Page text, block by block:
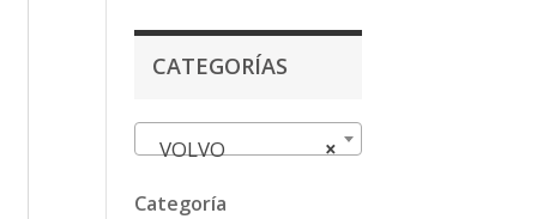
CATEGORÍAS
×
VOLVO
Categoría